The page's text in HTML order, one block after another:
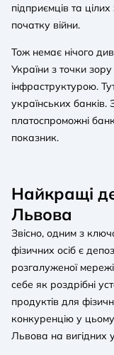
підприємців та
початку війни.
Тож немає нічого
України з точки
інфраструктурою.
українських
платоспроможні
показник.
Найкращі
Львова
Звісно, одним з
фізичних осіб є
розгалуженої
себе як роздрібні
продуктів для
конкуренцію у
Львова на вигідних